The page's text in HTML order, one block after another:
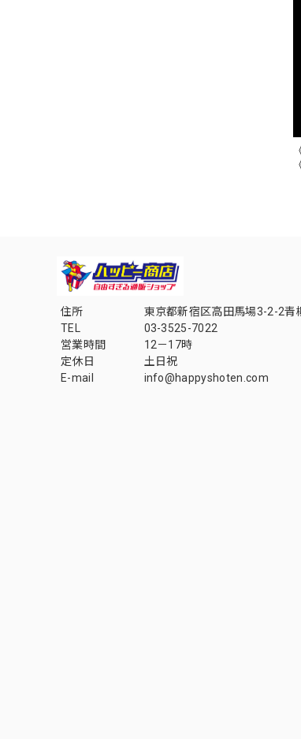
住所
東京都新宿区高田馬場3-2-2青
TEL
03-3525-7022
営業時間
12－17時
定休日
土日祝
E-mail
info@happyshoten.com